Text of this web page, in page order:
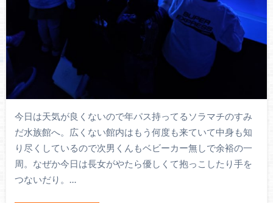
今日は天気が良くないので年パス持ってるソラマチのすみ
だ水族館へ。広くない館内はもう何度も来ていて中身も知
り尽くしているので次男くんもベビーカー無しで余裕の一
周。なぜか今日は長女がやたら優しくて抱っこしたり手を
つないだり。…